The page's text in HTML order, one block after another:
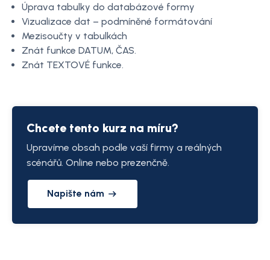
Úprava tabulky do databázové formy
Vizualizace dat – podmíněné formátování
Mezisoučty v tabulkách
Znát funkce DATUM, ČAS.
Znát TEXTOVÉ funkce.
Chcete tento kurz na míru?
Upravíme obsah podle vaší firmy a reálných
scénářů. Online nebo prezenčně.
Napište nám